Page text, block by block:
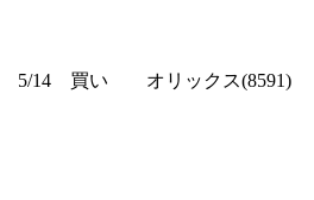
5/14 買い オリックス(8591)